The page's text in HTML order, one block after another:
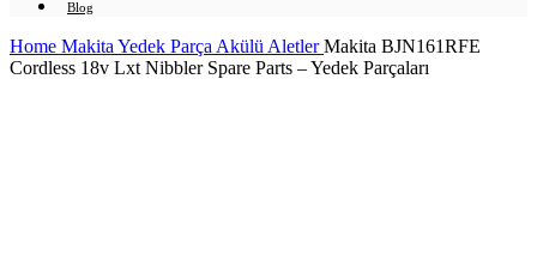
Blog
Home Makita Yedek Parça Akülü AletlerMakita BJN161RFE
Cordless 18v Lxt Nibbler Spare Parts – Yedek Parçaları